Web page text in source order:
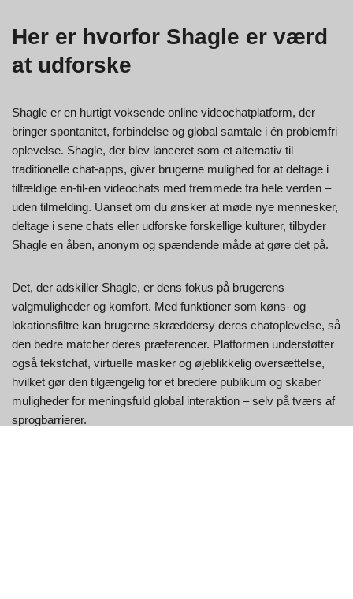
Her er hvorfor Shagle er værd
at udforske
Shagle er en hurtigt voksende online videochatplatform, der
bringer spontanitet, forbindelse og global samtale i én problemfri
oplevelse. Shagle, der blev lanceret som et alternativ til
traditionelle chat-apps, giver brugerne mulighed for at deltage i
tilfældige en-til-en videochats med fremmede fra hele verden –
uden tilmelding. Uanset om du ønsker at møde nye mennesker,
deltage i sene chats eller udforske forskellige kulturer, tilbyder
Shagle en åben, anonym og spændende måde at gøre det på.
Det, der adskiller Shagle, er dens fokus på brugerens
valgmuligheder og komfort. Med funktioner som køns- og
lokationsfiltre kan brugerne skræddersy deres chatoplevelse, så
den bedre matcher deres præferencer. Platformen understøtter
også tekstchat, virtuelle masker og øjeblikkelig oversættelse,
hvilket gør den tilgængelig for et bredere publikum og skaber
muligheder for meningsfuld global interaktion – selv på tværs af
sprogbarrierer.